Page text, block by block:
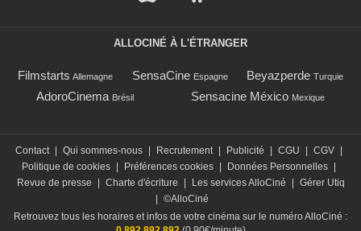
ALLOCINÉ À L'ÉTRANGER
Filmstarts Allemagne SensaCine Espagne Beyazperde Turquie
AdoroCinema Brésil Sensacine México Mexique
Contact | Qui sommes-nous | Recrutement | Publicité | CGU | CGV |
Politique de cookies | Préférences cookies | Données Personnelles |
Revue de presse
| Charte d'écriture | Les services AlloCiné | Gérer Utiq
| ©AlloCiné
Retrouvez tous les horaires et infos de votre cinéma sur le numéro AlloCiné :